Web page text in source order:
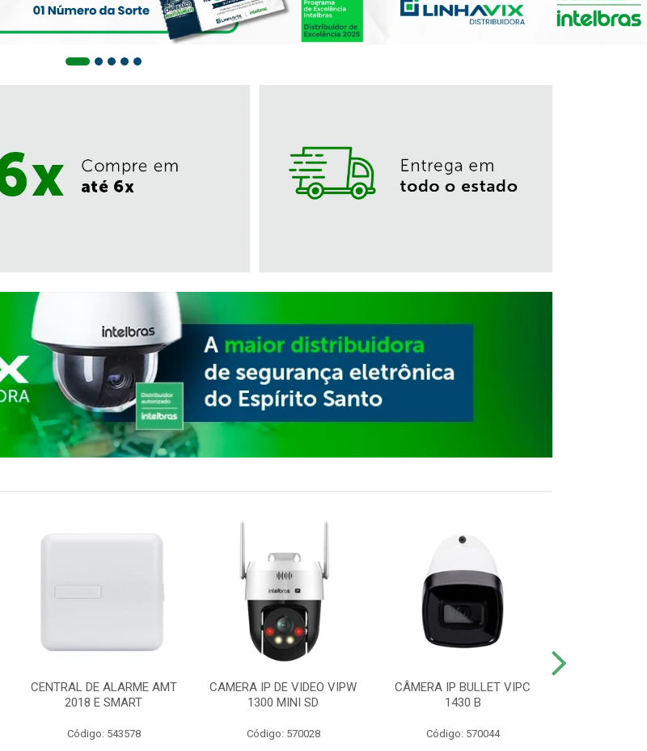
CENTRAL DE ALARME AMT
2018 E SMART
Código: 543578
CAMERA IP DE VIDEO VIPW
1300 MINI SD
Código: 570028
CÂMERA IP BULLET VIPC
1430 B
Código: 570044